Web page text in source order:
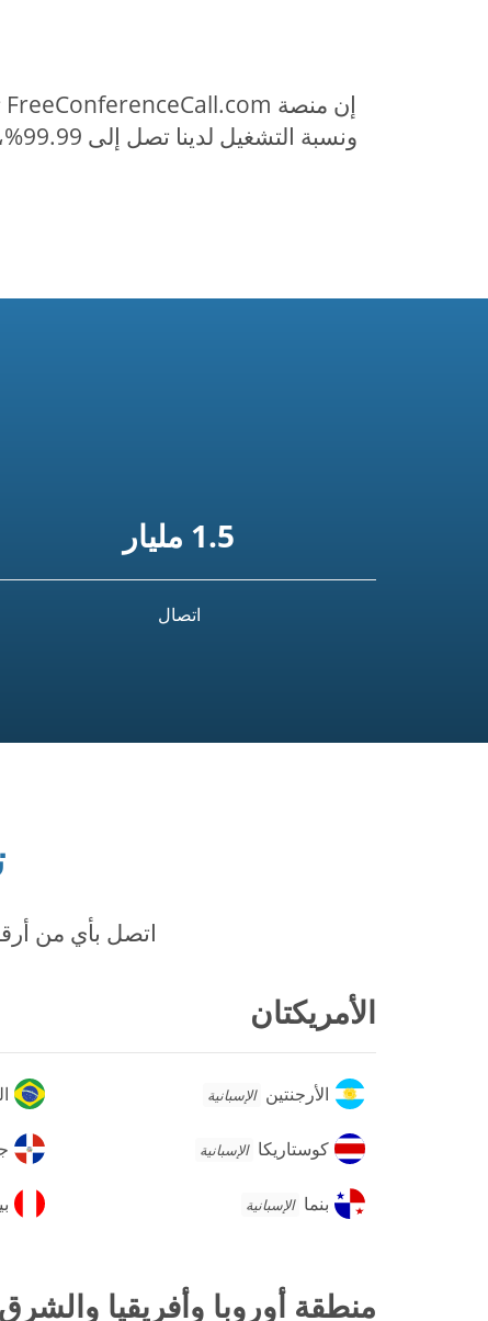
1.5 مليار
اتصال
اتصل بأي من
الأمريكتان
الأرجنتين
الأرجنتين الإسبانية
كوستاريكا
كوستاريكا الإسبانية
بنما
بنما الإسبانية
منطقة أوروبا وأفريقيا